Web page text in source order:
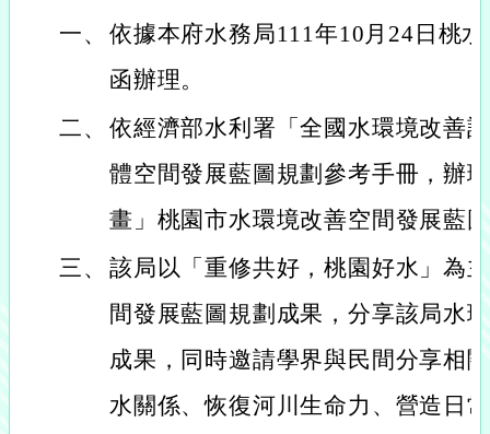
一、 依據本府水務局111年10月24日桃
函辦理。
二、 依經濟部水利署「全國水環境改善
體空間發展藍圖規劃參考手冊，辦
畫」桃園市水環境改善空間發展藍
三、 該局以「重修共好，桃園好水」為
間發展藍圖規劃成果，分享該局水
成果，同時邀請學界與民間分享相
水關係、恢復河川生命力、營造日